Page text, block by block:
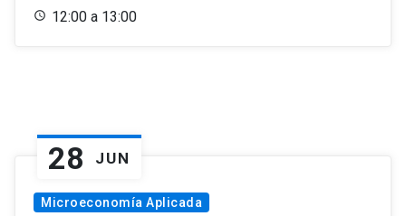
12:00 a 13:00
28 JUN
Microeconomía Aplicada